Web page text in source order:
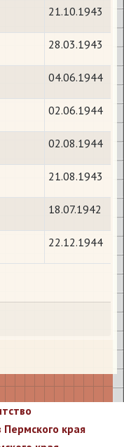
21.10.1943
28.03.1943
04.06.1944
02.06.1944
02.08.1944
21.08.1943
18.07.1942
22.12.1944
края